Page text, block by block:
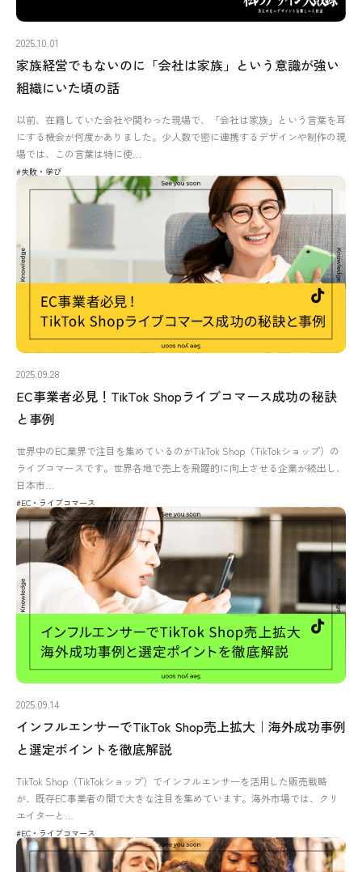
2025.10.01
家族経営でもないのに「会社は家族」という意識が強い
組織にいた頃の話
以前、在籍していた会社や関わった現場で、「会社は家族」という言葉を耳
にする機会が何度かありました。少人数で密に連携するデザインや制作の現
場では、この言葉は特に使…
#失敗・学び
2025.09.28
EC事業者必見！TikTok Shopライブコマース成功の秘訣
と事例
世界中のEC業界で注目を集めているのがTikTok Shop（TikTokショップ）の
ライブコマースです。世界各地で売上を飛躍的に向上させる企業が続出し、
日本市…
#EC・ライブコマース
2025.09.14
インフルエンサーでTikTok Shop売上拡大｜海外成功事例
と選定ポイントを徹底解説
TikTok Shop（TikTokショップ）でインフルエンサーを活用した販売戦略
が、既存EC事業者の間で大きな注目を集めています。海外市場では、クリ
エイターと…
#EC・ライブコマース